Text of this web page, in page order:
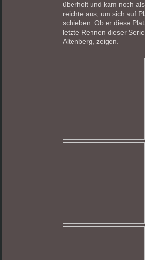
überholt und kam noch
reichte aus, um sich auf
schieben. Ob er diese
letzte Rennen dieser
Altenberg, zeigen.